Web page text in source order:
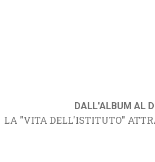
DALL'ALBUM AL
LA "VITA DELL'ISTITUTO"